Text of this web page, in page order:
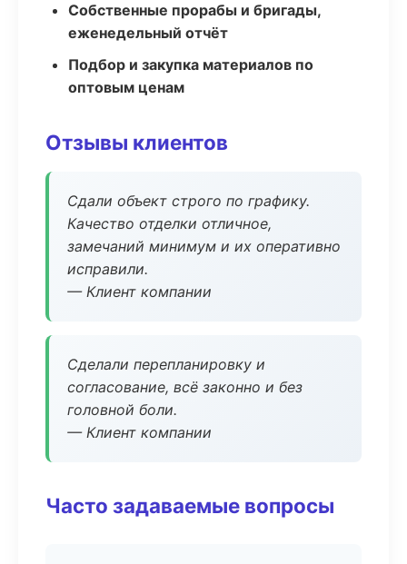
Собственные прорабы и бригады,
еженедельный отчёт
Подбор и закупка материалов по
оптовым ценам
Отзывы клиентов
Сдали объект строго по графику.
Качество отделки отличное,
замечаний минимум и их оперативно
исправили.
— Клиент компании
Сделали перепланировку и
согласование, всё законно и без
головной боли.
— Клиент компании
Часто задаваемые вопросы